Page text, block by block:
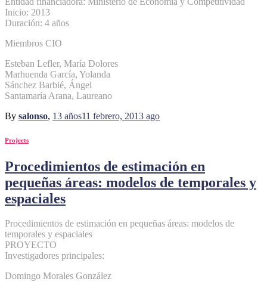
Inicio: 2013
Duración: 4 años
Miembros CIO
Esteban Lefler, María Dolores
Marhuenda García, Yolanda
Sánchez Barbié, Ángel
Santamaría Arana, Laureano
By salonso, 13 años11 febrero, 2013 ago
Projects
Procedimientos de estimación en
pequeñas áreas: modelos de temporales y
espaciales
Procedimientos de estimación en pequeñas áreas: modelos de
temporales y espaciales
PROYECTO
Investigadores principales:
Domingo Morales González